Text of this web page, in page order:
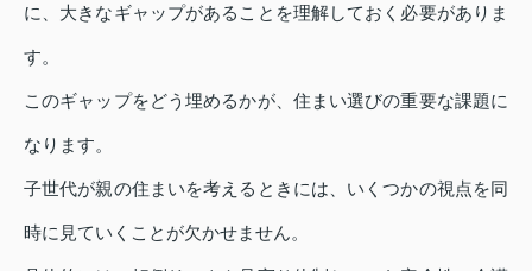
に、大きなギャップがあることを理解しておく必要がありま
す。
このギャップをどう埋めるかが、住まい選びの重要な課題に
なります。
子世代が親の住まいを考えるときには、いくつかの視点を同
時に見ていくことが欠かせません。